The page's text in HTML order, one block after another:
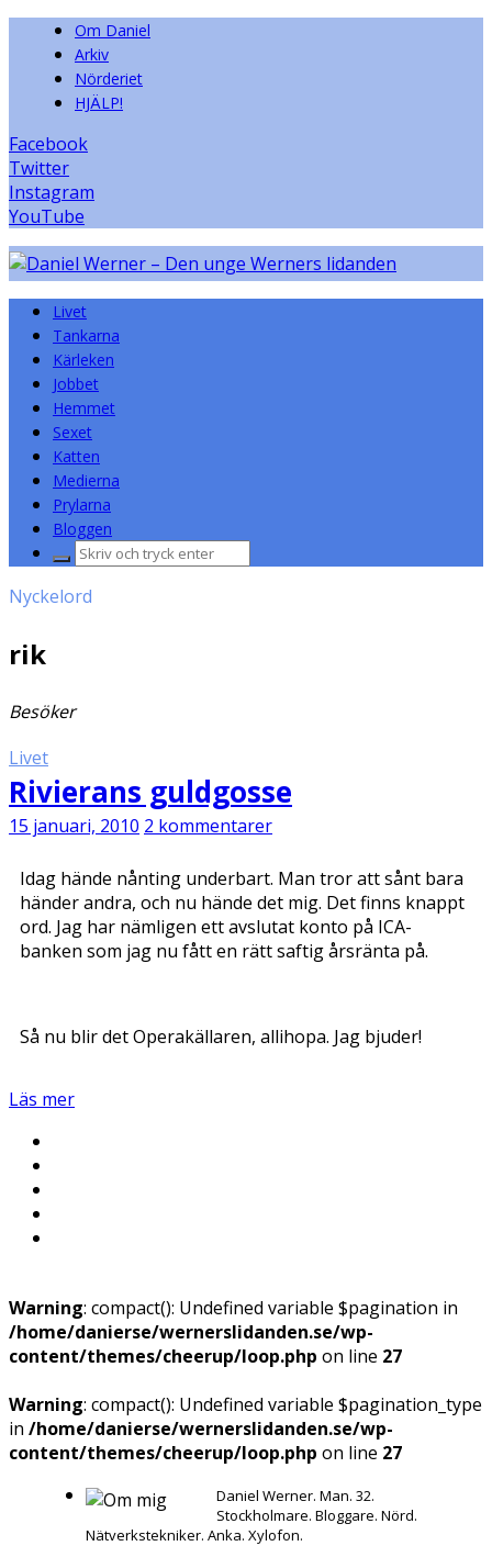
Om Daniel
Arkiv
Nörderiet
HJÄLP!
Facebook
Twitter
Instagram
YouTube
Livet
Tankarna
Kärleken
Jobbet
Hemmet
Sexet
Katten
Medierna
Prylarna
Bloggen
Sök
Nyckelord
rik
Besöker
Livet
Rivierans guldgosse
15 januari, 2010 2 kommentarer
Idag hände nånting underbart. Man tror att sånt bara
händer andra, och nu hände det mig. Det finns knappt
ord. Jag har nämligen ett avslutat konto på ICA-
banken som jag nu fått en rätt saftig årsränta på.
Så nu blir det Operakällaren, allihopa. Jag bjuder!
Läs mer
Warning: compact(): Undefined variable $pagination in
/home/danierse/wernerslidanden.se/wp-
content/themes/cheerup/loop.php on line 27
Warning: compact(): Undefined variable $pagination_type
in /home/danierse/wernerslidanden.se/wp-
content/themes/cheerup/loop.php on line 27
Daniel Werner. Man. 32.
Stockholmare. Bloggare. Nörd.
Nätverkstekniker. Anka. Xylofon.